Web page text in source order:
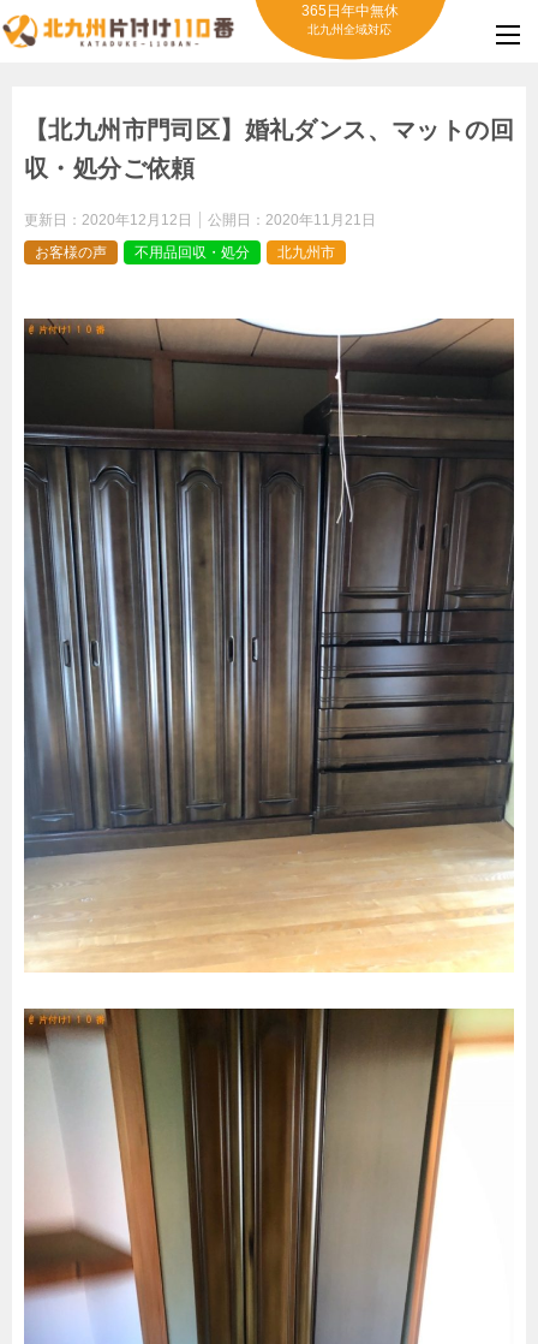
365日年中無休
北九州全域対応
【北九州市門司区】婚礼ダンス、マットの回
収・処分ご依頼
更新日： 2020年12月12日 公開日： 2020年11月21日
お客様の声
不用品回収・処分 北九州市